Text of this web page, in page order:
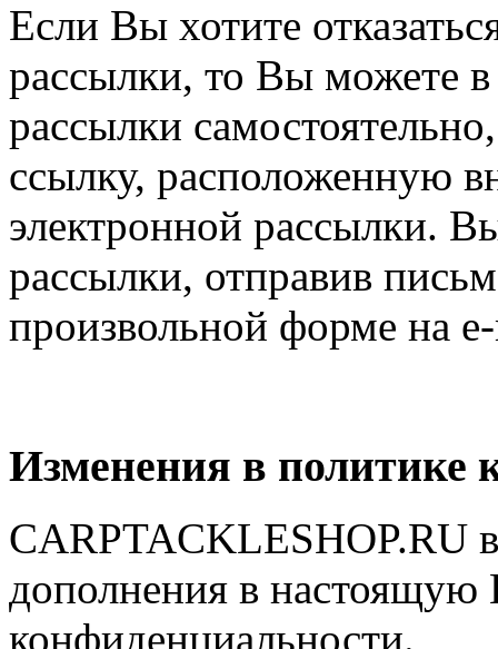
Если Вы хотите
рассылки, то Вы можете
рассылки
ссылку, расположенную
электронной рассылки.
рассылки, отправив
произвольной форме на
Изменения в политике
CARPTACKLESHOP.RU
дополнения в настоящую
конфиденциальности.